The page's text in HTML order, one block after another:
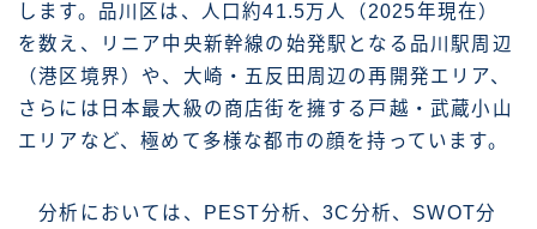
します。品川区は、人口約41.5万人（2025年現在）
を数え、リニア中央新幹線の始発駅となる品川駅周辺
（港区境界）や、大崎・五反田周辺の再開発エリア、
さらには日本最大級の商店街を擁する戸越・武蔵小山
エリアなど、極めて多様な都市の顔を持っています。
分析においては、PEST分析、3C分析、SWOT分